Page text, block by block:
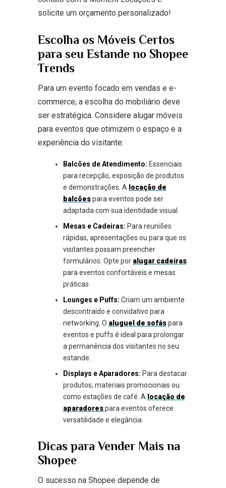
solicite um orçamento personalizado!
Escolha os Móveis Certos
para seu Estande no Shopee
Trends
Para um evento focado em vendas e e-
commerce, a escolha do mobiliário deve
ser estratégica. Considere alugar móveis
para eventos que otimizem o espaço e a
experiência do visitante:
Balcões de Atendimento: Essenciais
para recepção, exposição de produtos
e demonstrações. A locação de
balcõespara eventos pode ser
adaptada com sua identidade visual.
Mesas e Cadeiras: Para reuniões
rápidas, apresentações ou para que os
visitantes possam preencher
formulários. Opte por alugar cadeiras
para eventos confortáveis e mesas
práticas.
Lounges e Puffs: Criam um ambiente
descontraído e convidativo para
networking. O aluguel de sofáspara
eventos e puffs é ideal para prolongar
a permanência dos visitantes no seu
estande.
Displays e Aparadores: Para destacar
produtos, materiais promocionais ou
como estações de café. A locação de
aparadores para eventos oferece
versatilidade e elegância.
Dicas para Vender Mais na
Shopee
O sucesso na Shopee depende de